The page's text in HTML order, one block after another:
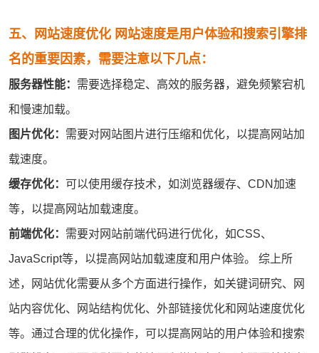
五、网站速度优化 网站速度是用户体验和搜索引擎排
名的重要因素，需要注意以下几点：
服务器性能： 需要选择稳定、高效的服务器，避免频繁宕机
和慢速加载。
图片优化： 需要对网站图片进行压缩和优化，以提高网站加
载速度。
缓存优化： 可以使用缓存技术，如浏览器缓存、CDN加速
等，以提高网站加载速度。
前端优化： 需要对网站前端代码进行优化，如CSS、
JavaScript等，以提高网站加载速度和用户体验。 综上所
述，网站优化需要从多个方面进行操作，如关键词研究、网
站内容优化、网站结构优化、外部链接优化和网站速度优化
等。通过合理的优化操作，可以提高网站的用户体验和搜索